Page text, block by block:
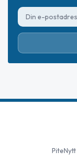
PiteNytt